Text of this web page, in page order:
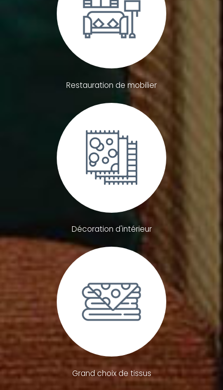
Restauration de mobilier
Décoration d'intérieur
Grand choix de tissus